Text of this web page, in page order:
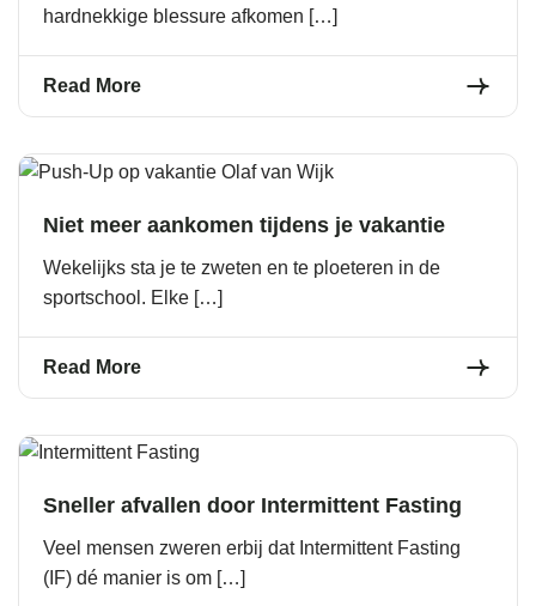
hardnekkige blessure afkomen […]
Read More
Niet meer aankomen tijdens je vakantie
Wekelijks sta je te zweten en te ploeteren in de
sportschool. Elke […]
Read More
Sneller afvallen door Intermittent Fasting
Veel mensen zweren erbij dat Intermittent Fasting
(IF) dé manier is om […]